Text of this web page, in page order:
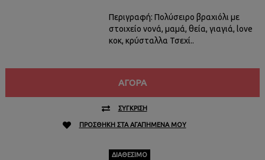
Περιγραφή: Πολύσειρο βραχιόλι με
στοιχείο νονά, μαμά, θεία, γιαγιά, love
κοκ, κρύσταλλα Τσεχί..
ΑΓΟΡΆ
ΣΎΓΚΡΙΣΗ
ΠΡΟΣΘΉΚΗ ΣΤΑ ΑΓΑΠΗΜΈΝΑ ΜΟΥ
ΔΙΑΘΈΣΙΜΟ